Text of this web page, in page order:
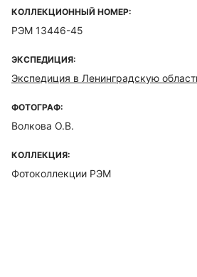
КОЛЛЕКЦИОННЫЙ НОМЕР:
РЭМ 13446-45
ЭКСПЕДИЦИЯ:
Экспедиция в Ленинградскую
ФОТОГРАФ:
Волкова О.В.
КОЛЛЕКЦИЯ:
Фотоколлекции РЭМ